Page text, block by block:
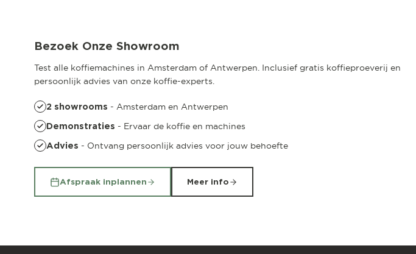
Bezoek Onze Showroom
Test alle koffiemachines in Amsterdam of Antwerpen. Inclusief gratis koffieproeverij en
persoonlijk advies van onze koffie-experts.
2 showrooms - Amsterdam en Antwerpen
Demonstraties - Ervaar de koffie en machines
Advies - Ontvang persoonlijk advies voor jouw behoefte
Afspraak inplannen Meer info